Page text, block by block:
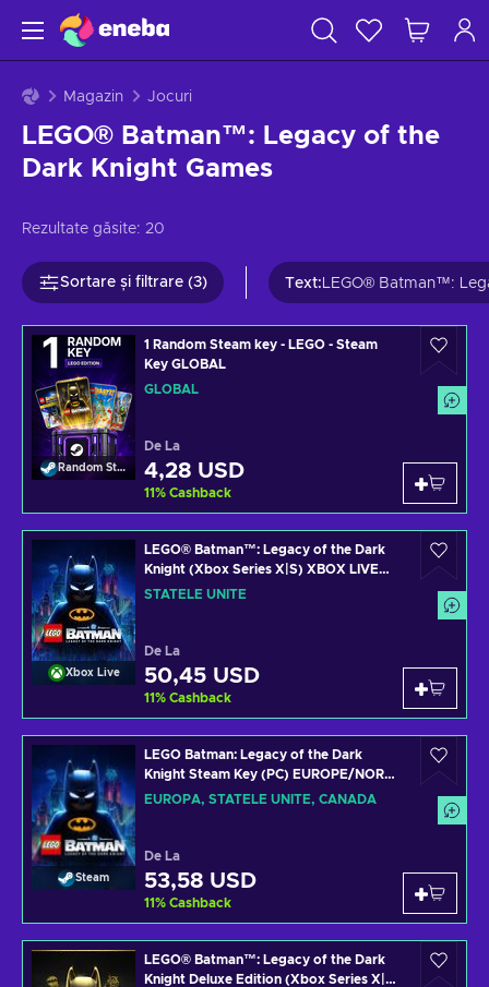
Magazin Jocuri
LEGO® Batman™: Legacy of the
Dark Knight Games
Rezultate găsite: 20
Sortare și filtrare (3) Text: LEGO® Batman™:
Random Steam Key
1 Random Steam key - LEGO - Steam
Key GLOBAL
GLOBAL
De La
4,28 USD
11% Cashback
Xbox Live
LEGO® Batman™: Legacy of the Dark
Knight (Xbox Series X|S) XBOX LIVE
Key UNITED STATES
STATELE UNITE
De La
50,45 USD
11% Cashback
Steam
LEGO Batman: Legacy of the Dark
Knight Steam Key (PC) EUROPE/NORTH
AMERICA
EUROPA, STATELE UNITE, CANADA
De La
53,58 USD
11% Cashback
LEGO® Batman™: Legacy of the Dark
Knight Deluxe Edition (Xbox Series X|S)